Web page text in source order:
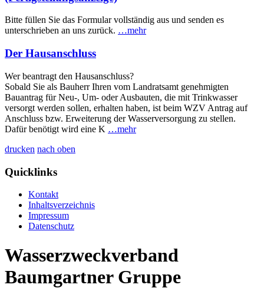
Bitte füllen Sie das Formular vollständig aus und senden es
unterschrieben an uns zurück. …mehr
Der Hausanschluss
Wer beantragt den Hausanschluss?
Sobald Sie als Bauherr Ihren vom Landratsamt genehmigten
Bauantrag für Neu-, Um- oder Ausbauten, die mit Trinkwasser
versorgt werden sollen, erhalten haben, ist beim WZV Antrag auf
Anschluss bzw. Erweiterung der Wasserversorgung zu stellen.
Dafür benötigt wird eine K …mehr
drucken nach oben
Quicklinks
Kontakt
Inhaltsverzeichnis
Impressum
Datenschutz
Wasserzweckverband
Baumgartner Gruppe